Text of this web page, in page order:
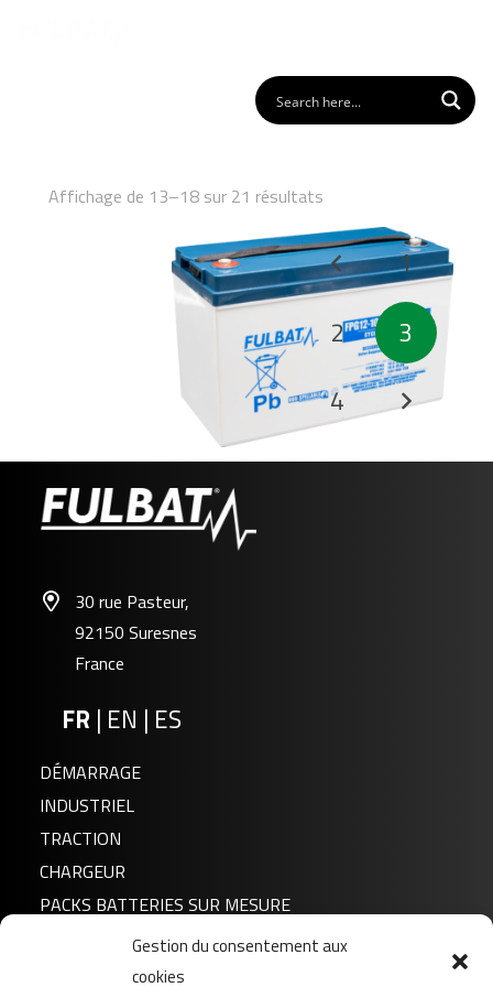
Gestion du consentement aux
cookies
Affichage de 13–18 sur 21 résultats
Pagination
publications
1
2
3
4
30 rue Pasteur,
92150 Suresnes
France
FR | EN | ES
DÉMARRAGE
INDUSTRIEL
TRACTION
CHARGEUR
PACKS BATTERIES SUR MESURE